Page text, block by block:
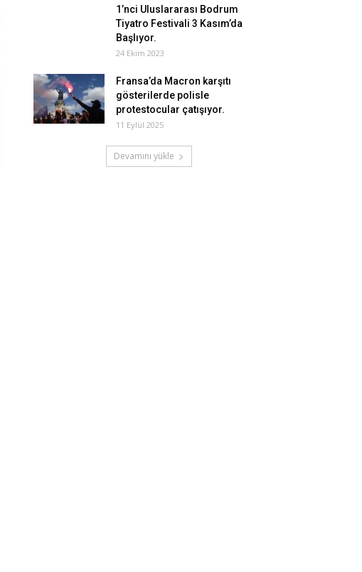
1’nci Uluslararası Bodrum
Tiyatro Festivali 3 Kasım’da
Başlıyor.
24 Ekim 2023
Fransa’da Macron karşıtı
gösterilerde polisle
protestocular çatışıyor.
11 Eylül 2025
Devamını yükle